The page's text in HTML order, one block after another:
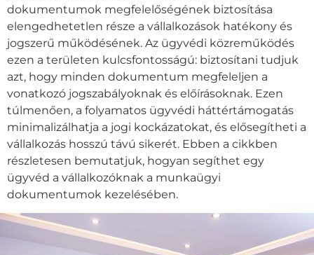
dokumentumok megfelelőségének biztosítása
elengedhetetlen része a vállalkozások hatékony és
jogszerű működésének. Az ügyvédi közreműködés
ezen a területen kulcsfontosságú: biztosítani tudjuk
azt, hogy minden dokumentum megfeleljen a
vonatkozó jogszabályoknak és előírásoknak. Ezen
túlmenően, a folyamatos ügyvédi háttértámogatás
minimalizálhatja a jogi kockázatokat, és elősegítheti a
vállalkozás hosszú távú sikerét. Ebben a cikkben
részletesen bemutatjuk, hogyan segíthet egy
ügyvéd a vállalkozóknak a munkaügyi
dokumentumok kezelésében.